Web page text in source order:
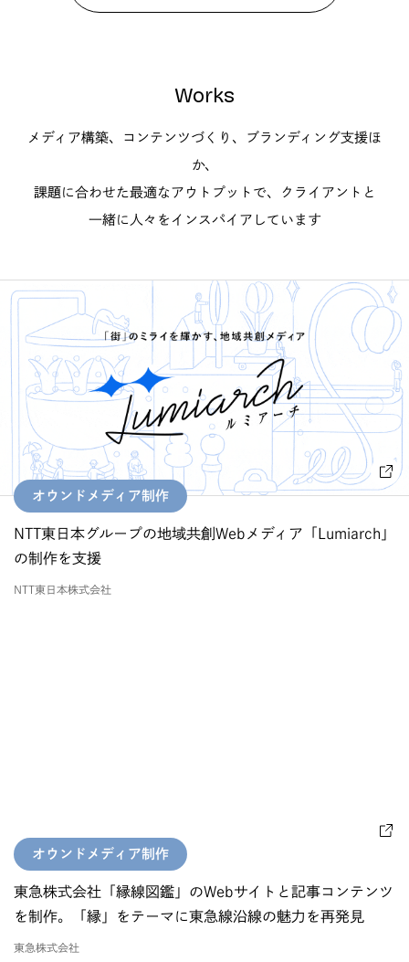
Works
メディア構築、コンテンツづくり、ブランディング支援ほ
か、
課題に合わせた最適なアウトプットで、クライアントと
一緒に人々をインスパイアしています
オウンドメディア制作
NTT東日本グループの地域共創Webメディア「Lumiarch」
の制作を支援
NTT東日本株式会社
オウンドメディア制作
東急株式会社「縁線図鑑」のWebサイトと記事コンテンツ
を制作。「縁」をテーマに東急線沿線の魅力を再発見
東急株式会社